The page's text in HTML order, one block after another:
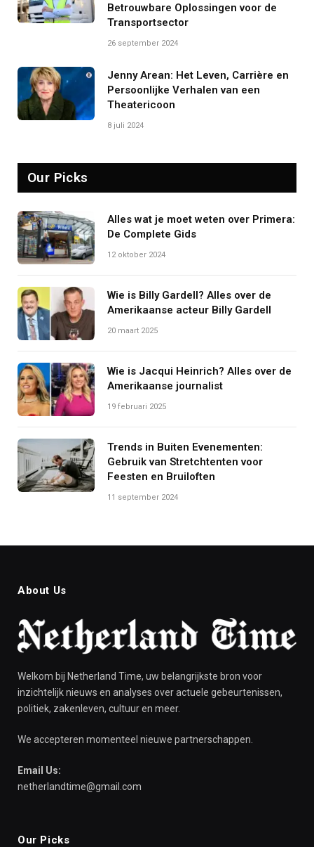
Betrouwbare Oplossingen voor de
Transportsector
26 september 2024
Jenny Arean: Het Leven, Carrière en
Persoonlijke Verhalen van een
Theatericoon
8 juli 2024
Our Picks
Alles wat je moet weten over Primera:
De Complete Gids
12 oktober 2024
Wie is Billy Gardell? Alles over de
Amerikaanse acteur Billy Gardell
20 maart 2025
Wie is Jacqui Heinrich? Alles over de
Amerikaanse journalist
19 februari 2025
Trends in Buiten Evenementen:
Gebruik van Stretchtenten voor
Feesten en Bruiloften
11 september 2024
About Us
Welkom bij Netherland Time, uw belangrijkste bron voor
inzichtelijk nieuws en analyses over actuele gebeurtenissen,
politiek, zakenleven, cultuur en meer.
We accepteren momenteel nieuwe partnerschappen.
Email Us:
netherlandtime@gmail.com
Our Picks